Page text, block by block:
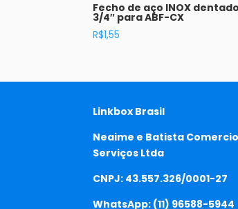
Fecho de aço INOX
3/4″ para ABF-CX
R$1,55
Linkbox Brasil
Neaime e Batista
Serviços Ltda
CNPJ: 43.557.326/0001-27
WhatsApp: (11) 96588-5944